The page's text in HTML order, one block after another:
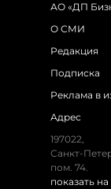
АО «ДП
О СМИ
Редакция
Подписка
Реклама в
Адрес
197022,
Санкт-
пом. 74.
показать на